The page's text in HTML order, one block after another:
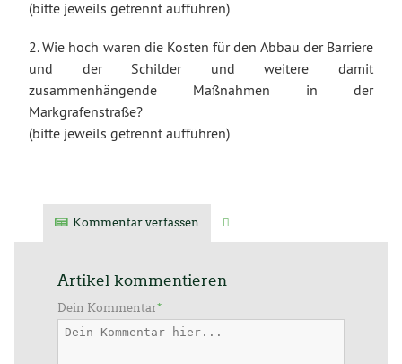
(bitte jeweils getrennt aufführen)
2. Wie hoch waren die Kosten für den Abbau der Barriere
und der Schilder und weitere damit
zusammenhängende Maßnahmen in der
Markgrafenstraße?
(bitte jeweils getrennt aufführen)
Kommentar verfassen
Artikel kommentieren
Dein Kommentar*